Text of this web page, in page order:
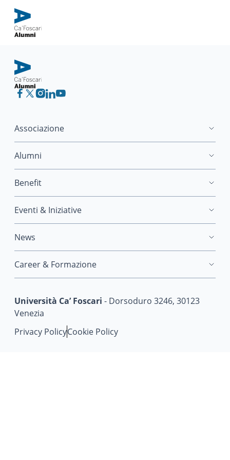
Associazione
Alumni
Benefit
Eventi & Iniziative
News
Career & Formazione
Università Ca’ Foscari - Dorsoduro 3246, 30123
Venezia
Privacy PolicyCookie Policy